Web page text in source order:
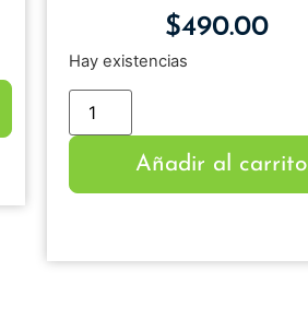
$490.00
Hay existencias
Añadir al carrito